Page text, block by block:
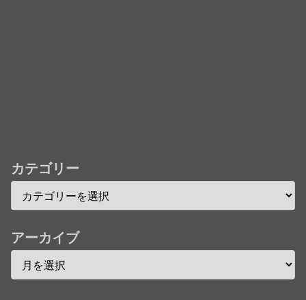
★【ワートリ】風間隊3人≒忍田単騎くらいのイメー
ジかな
Powered by livedoor 相互RSS
カテゴリー
アーカイブ